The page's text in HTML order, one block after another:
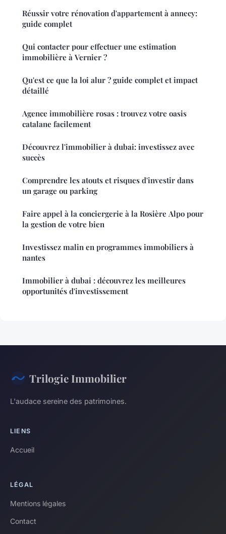
Réussir votre rénovation d'appartement à annecy:
guide complet
Qui contacter pour effectuer une estimation
immobilière à Vernier ?
Qu'est ce que la loi alur ? guide complet et impact
détaillé
Agence immobilière rosas : trouvez votre oasis
catalane facilement
Découvrez l'immobilier à dubai: investissez avec
succès
Comprendre les atouts et risques d'investir dans
un garage ou parking
Faire appel à la conciergerie à la Rosière Alpo pour
la gestion de votre bien
Investissez malin en programmes immobiliers à
nantes
Immobilier à dubai : découvrez les meilleures
opportunités d'investissement
Trilogie Immobilier
L'audace sereine des patrimoines.
LIENS
Accueil
LÉGAL
Mentions légales
Contact